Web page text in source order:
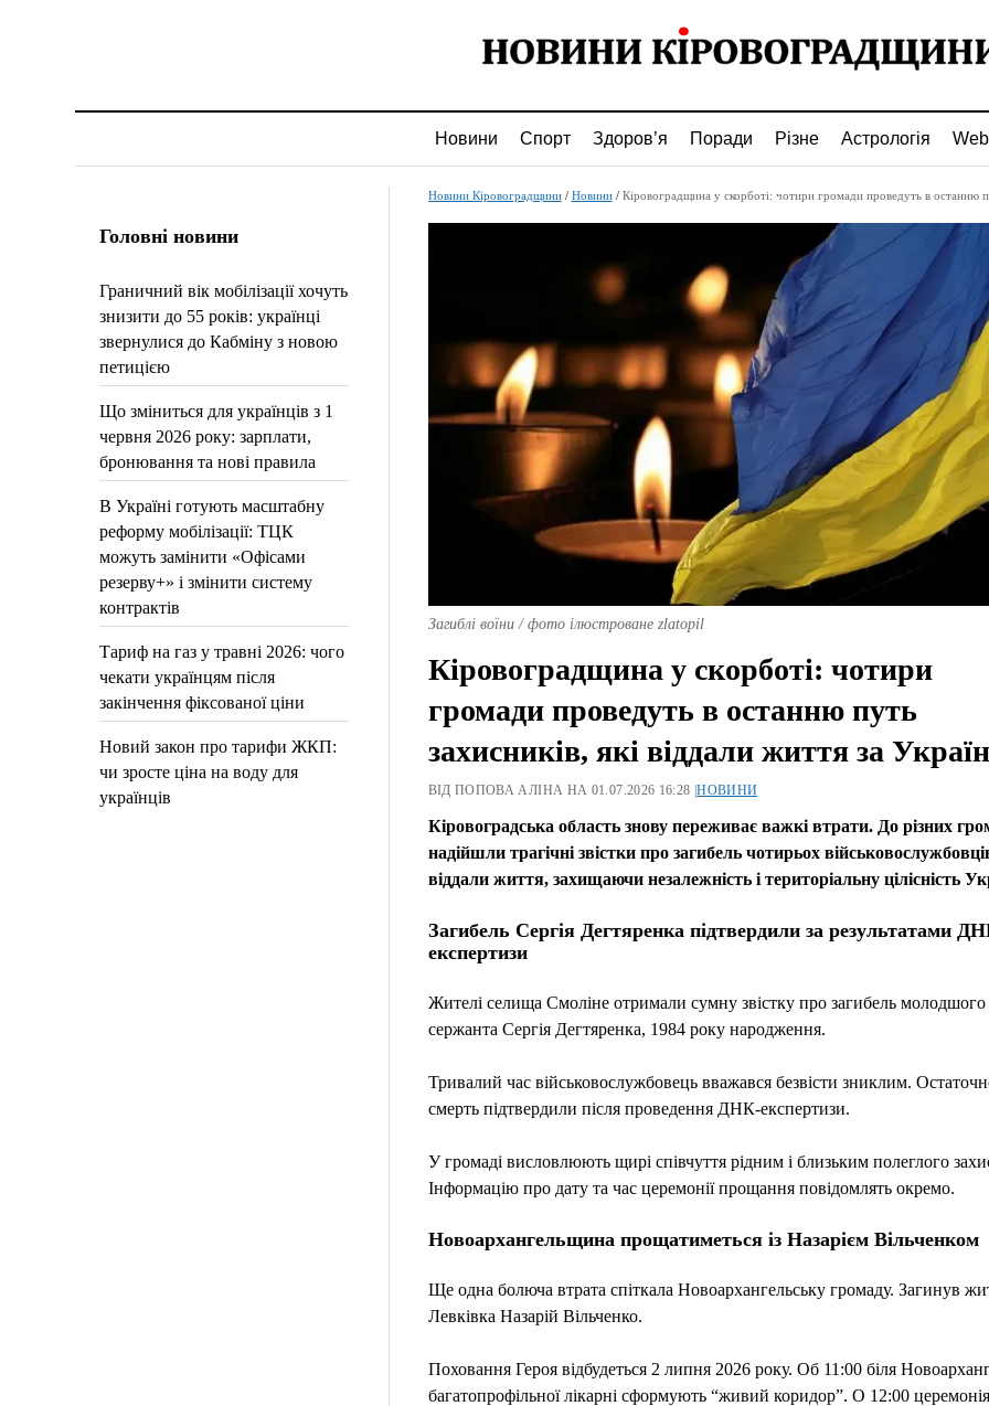
Новини Спорт Здоров’я Поради Різне Астрологія
Головні новини
Граничний вік мобілізації хочуть
знизити до 55 років: українці
звернулися до Кабміну з новою
петицією
Що зміниться для українців з 1
червня 2026 року: зарплати,
бронювання та нові правила
В Україні готують масштабну
реформу мобілізації: ТЦК
можуть замінити «Офісами
резерву+» і змінити систему
контрактів
Тариф на газ у травні 2026: чого
чекати українцям після
закінчення фіксованої ціни
Новий закон про тарифи ЖКП:
чи зросте ціна на воду для
українців
Новини Кіровоградщини/ Новини/ Кіровоградщина у скорботі: чотири громади проведуть в останню путь захисників, які віддали
Загиблі воїни / фото ілюстроване zlatopil
Кіровоградщина у скорботі: чотири
громади проведуть в останню путь
захисників, які віддали життя за
ВІД ПОПОВА АЛІНА НА 01.07.2026 16:28 |НОВИНИ
Кіровоградська область знову переживає важкі втрати. До різних
надійшли трагічні звістки про загибель чотирьох
віддали життя, захищаючи незалежність і територіальну цілісність
Загибель Сергія Дегтяренка підтвердили за результатами
експертизи
Жителі селища Смоліне отримали сумну звістку про загибель молодшого
сержанта Сергія Дегтяренка, 1984 року народження.
Тривалий час військовослужбовець вважався безвісти зниклим.
смерть підтвердили після проведення ДНК-експертизи.
У громаді висловлюють щирі співчуття рідним і близьким полеглого
Інформацію про дату та час церемонії прощання повідомлять окремо.
Новоархангельщина прощатиметься із Назарієм Вільченком
Ще одна болюча втрата спіткала Новоархангельську громаду. Загинув
Левківка Назарій Вільченко.
Поховання Героя відбудеться 2 липня 2026 року. Об 11:00 біля
багатопрофільної лікарні сформують “живий коридор”. О 12:00 церемонія